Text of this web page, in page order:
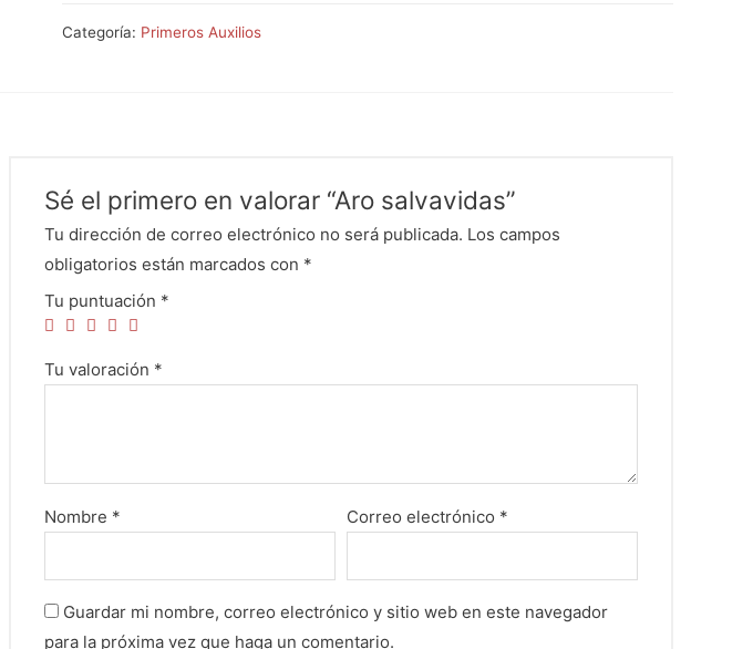
Categoría: Primeros Auxilios
Sé el primero en valorar “Aro salvavidas”
Tu dirección de correo electrónico no será publicada. Los campos
obligatorios están marcados con *
Tu puntuación *
Tu valoración *
Nombre * Correo electrónico *
Guardar mi nombre, correo electrónico y sitio web en este navegador
para la próxima vez que haga un comentario.